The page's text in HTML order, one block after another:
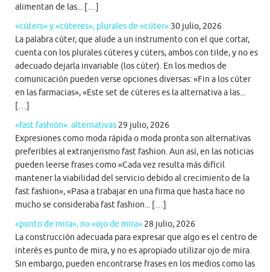
alimentan de las... […]
«cúters» y «cúteres», plurales de «cúter» 30 julio, 2026
La palabra cúter, que alude a un instrumento con el que cortar,
cuenta con los plurales cúteres y cúters, ambos con tilde, y no es
adecuado dejarla invariable (los cúter). En los medios de
comunicación pueden verse opciones diversas: «Fin a los cúter
en las farmacias», «Este set de cúteres es la alternativa a las...
[…]
«fast fashion». alternativas 29 julio, 2026
Expresiones como moda rápida o moda pronta son alternativas
preferibles al extranjerismo fast fashion. Aun así, en las noticias
pueden leerse frases como «Cada vez resulta más difícil
mantener la viabilidad del servicio debido al crecimiento de la
fast fashion», «Pasa a trabajar en una firma que hasta hace no
mucho se consideraba fast fashion... […]
«punto de mira», no «ojo de mira» 28 julio, 2026
La construcción adecuada para expresar que algo es el centro de
interés es punto de mira, y no es apropiado utilizar ojo de mira.
Sin embargo, pueden encontrarse frases en los medios como las